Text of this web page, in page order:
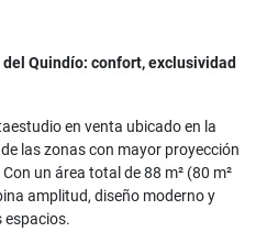
Quindío: confort, exclusividad
en venta ubicado en la
las zonas con mayor proyección
un área total de 88 m² (80 m²
amplitud, diseño moderno y
espacios.